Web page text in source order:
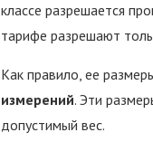
классе разрешается
тарифе разрешают
Как правило, ее
измерений. Эти
допустимый вес.